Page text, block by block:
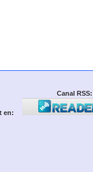
Canal RSS:
en: